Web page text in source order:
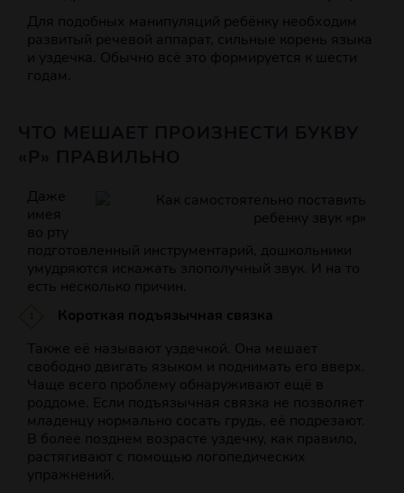
Для подобных манипуляций ребёнку необходим
развитый речевой аппарат, сильные корень языка
и уздечка. Обычно всё это формируется к шести
годам.
Даже
имея
во рту
подготовленный инструментарий, дошкольники
умудряются искажать злополучный звук. И на то
есть несколько причин.
Короткая подъязычная связка
Также её называют уздечкой. Она мешает
свободно двигать языком и поднимать его вверх.
Чаще всего проблему обнаруживают ещё в
роддоме. Если подъязычная связка не позволяет
младенцу нормально сосать грудь, её подрезают.
В более позднем возрасте уздечку, как правило,
растягивают с помощью логопедических
упражнений.